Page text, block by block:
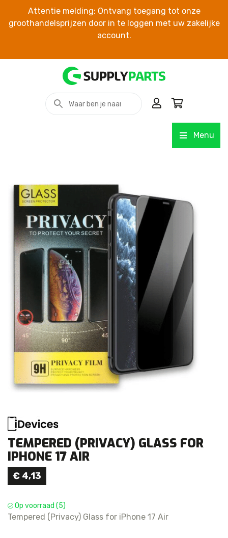
Attentie melding: Ontvang toegang tot onze
groothandelsprijzen door in te loggen met uw zakelijke
account.
Menu
TEMPERED (PRIVACY) GLASS FOR
IPHONE 17 AIR
€ 4,13
Op voorraad (5)
Tempered (Privacy) Glass for iPhone 17 Air